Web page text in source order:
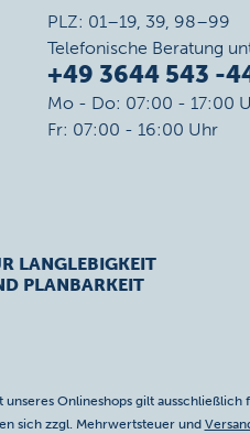
PLZ: 01–19, 39, 98–99
Telefonische Beratung
+49 3644 543 -
Mo - Do: 07:00 - 17:00
Fr: 07:00 - 16:00 Uhr
LANGLEBIGKEIT
PLANBARKEIT
unseres Onlineshops gilt
sich zzgl. Mehrwertsteuer und